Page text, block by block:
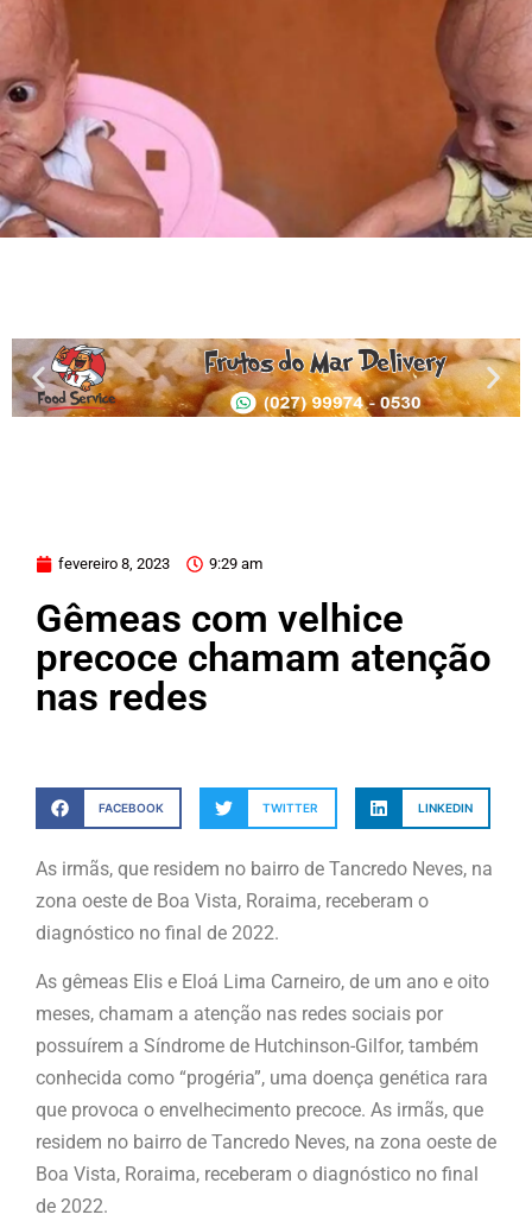
fevereiro 8, 2023 9:29 am
Gêmeas com velhice
precoce chamam atenção
nas redes
FACEBOOK TWITTER LINKEDIN
As irmãs, que residem no bairro de Tancredo Neves, na
zona oeste de Boa Vista, Roraima, receberam o
diagnóstico no final de 2022.
As gêmeas Elis e Eloá Lima Carneiro, de um ano e oito
meses, chamam a atenção nas redes sociais por
possuírem a Síndrome de Hutchinson-Gilfor, também
conhecida como “progéria”, uma doença genética rara
que provoca o envelhecimento precoce. As irmãs, que
residem no bairro de Tancredo Neves, na zona oeste de
Boa Vista, Roraima, receberam o diagnóstico no final
de 2022.